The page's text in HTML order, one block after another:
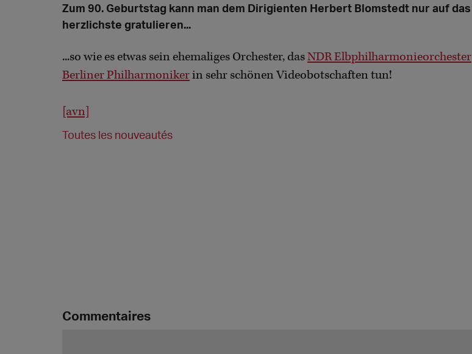
Zum 90. Geburtstag kann man dem Dirigienten Herbert Blomstedt nur auf das
herzlichste gratulieren...
...so wie es etwas sein ehemaliges Orchester, dasNDR Elbphilharmonieorchester
Berliner Philharmonikerin sehr schönen Videobotschaften tun!
[avn]
Toutes les nouveautés
Commentaires